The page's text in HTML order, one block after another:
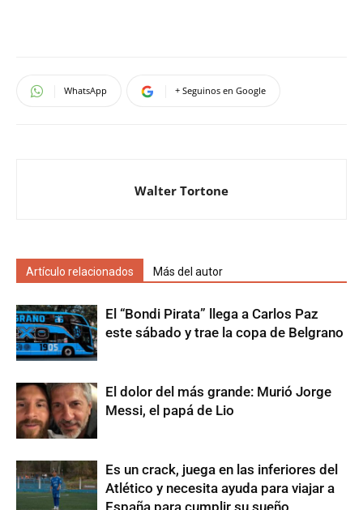
WhatsApp + Seguinos en Google
Walter Tortone
Artículo relacionados Más del autor
El “Bondi Pirata” llega a Carlos Paz
este sábado y trae la copa de Belgrano
El dolor del más grande: Murió Jorge
Messi, el papá de Lio
Es un crack, juega en las inferiores del
Atlético y necesita ayuda para viajar a
España para cumplir su sueño